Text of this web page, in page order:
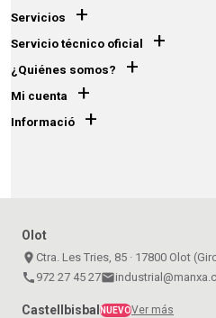
Servicios +
Servicio técnico oficial +
¿Quiénes somos? +
Mi cuenta +
Informació +
Olot
place Ctra. Les Tries, 85 · 17800 Olot
call 972 27 45 27email
CastellbisbalNUEVOVer más